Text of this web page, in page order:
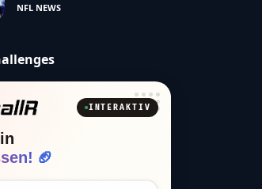
NFL NEWS
INTERAKTIV
🏈